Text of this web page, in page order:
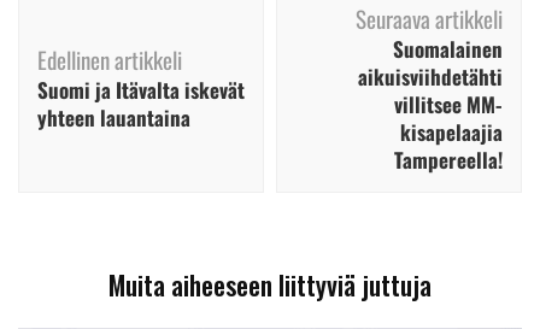
selaus
Edellinen artikkeli
Suomi ja Itävalta iskevät
yhteen lauantaina
Seuraava artikkeli
Suomalainen
aikuisviihdetähti
villitsee MM-
kisapelaajia
Tampereella!
Muita aiheeseen liittyviä juttuja